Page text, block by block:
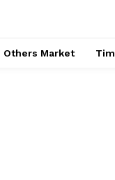
Others Market